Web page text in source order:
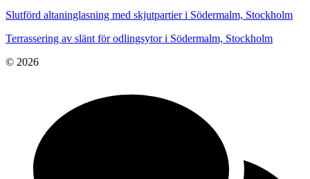
Slutförd altaninglasning med skjutpartier i Södermalm, Stockholm
Terrassering av slänt för odlingsytor i Södermalm, Stockholm
© 2026